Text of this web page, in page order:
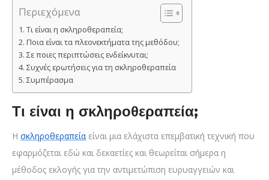
Περιεχόμενα
Τι είναι η σκληροθεραπεία;
Ποια είναι τα πλεονεκτήματα της μεθόδου;
Σε ποιες περιπτώσεις ενδείκνυται;
Συχνές ερωτήσεις για τη σκληροθεραπεία
Συμπέρασμα
Τι είναι η σκληροθεραπεία;
Η σκληροθεραπεία είναι μια ελάχιστα επεμβατική τεχνική που
εφαρμόζεται εδώ και δεκαετίες και θεωρείται σήμερα η
μέθοδος εκλογής για την αντιμετώπιση ευρυαγγειών και